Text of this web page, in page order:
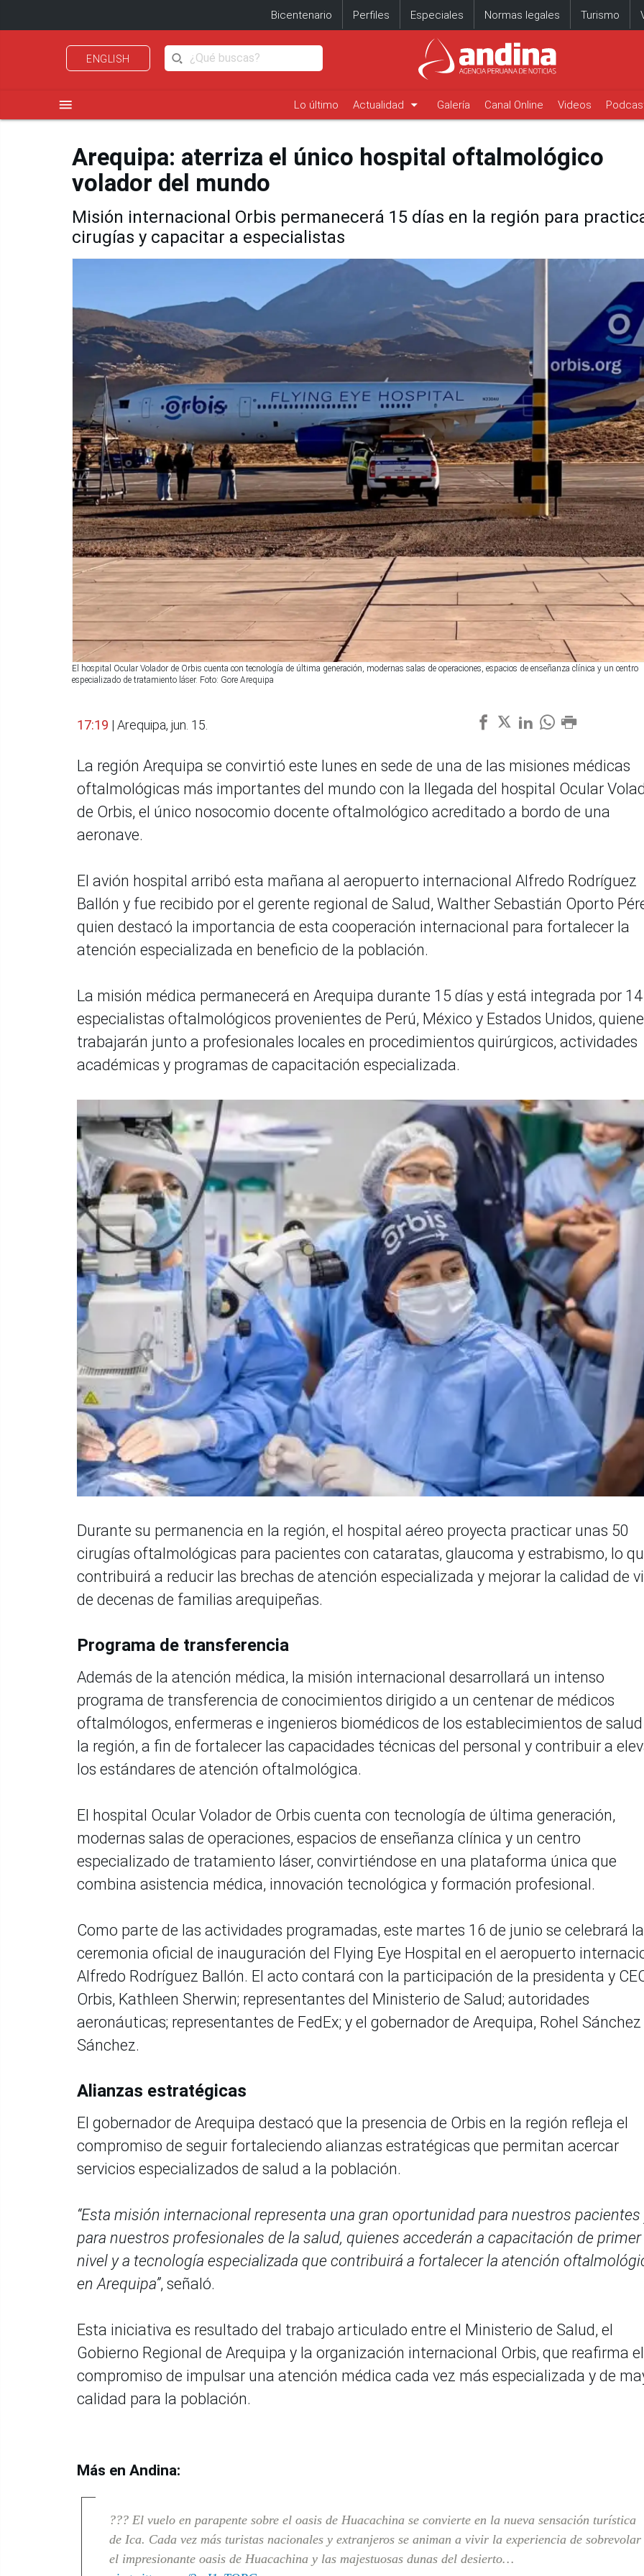
Bicentenario Perfiles Especiales Normas legales Turismo
ENGLISH
menu Lo último Actualidad arrow_drop_down Galería Canal Online Videos
Arequipa: aterriza el único hospital oftalmológico
volador del mundo
Misión internacional Orbis permanecerá 15 días en la región para
cirugías y capacitar a especialistas
El hospital Ocular Volador de Orbis cuenta con tecnología de última generación, modernas salas de operaciones, espacios de enseñanza clínica y un centro
especializado de tratamiento láser. Foto: Gore Arequipa
17:19 | Arequipa, jun. 15.
La región Arequipa se convirtió este lunes en sede de una de las misiones médicas
oftalmológicas más importantes del mundo con la llegada del hospital Ocular
de Orbis, el único nosocomio docente oftalmológico acreditado a bordo de una
aeronave.
El avión hospital arribó esta mañana al aeropuerto internacional Alfredo Rodríguez
Ballón y fue recibido por el gerente regional de Salud, Walther Sebastián Oporto
quien destacó la importancia de esta cooperación internacional para fortalecer la
atención especializada en beneficio de la población.
La misión médica permanecerá en Arequipa durante 15 días y está integrada por 14
especialistas oftalmológicos provenientes de Perú, México y Estados Unidos,
trabajarán junto a profesionales locales en procedimientos quirúrgicos, actividades
académicas y programas de capacitación especializada.
Durante su permanencia en la región, el hospital aéreo proyecta practicar unas 50
cirugías oftalmológicas para pacientes con cataratas, glaucoma y estrabismo, lo
contribuirá a reducir las brechas de atención especializada y mejorar la calidad de
de decenas de familias arequipeñas.
Programa de transferencia
Además de la atención médica, la misión internacional desarrollará un intenso
programa de transferencia de conocimientos dirigido a un centenar de médicos
oftalmólogos, enfermeras e ingenieros biomédicos de los establecimientos de
la región, a fin de fortalecer las capacidades técnicas del personal y contribuir a
los estándares de atención oftalmológica.
El hospital Ocular Volador de Orbis cuenta con tecnología de última generación,
modernas salas de operaciones, espacios de enseñanza clínica y un centro
especializado de tratamiento láser, convirtiéndose en una plataforma única que
combina asistencia médica, innovación tecnológica y formación profesional.
Como parte de las actividades programadas, este martes 16 de junio se celebrará la
ceremonia oficial de inauguración del Flying Eye Hospital en el aeropuerto
Alfredo Rodríguez Ballón. El acto contará con la participación de la presidenta y
Orbis, Kathleen Sherwin; representantes del Ministerio de Salud; autoridades
aeronáuticas; representantes de FedEx; y el gobernador de Arequipa, Rohel Sánchez
Sánchez.
Alianzas estratégicas
El gobernador de Arequipa destacó que la presencia de Orbis en la región refleja el
compromiso de seguir fortaleciendo alianzas estratégicas que permitan acercar
servicios especializados de salud a la población.
“Esta misión internacional representa una gran oportunidad para nuestros pacientes
para nuestros profesionales de la salud, quienes accederán a capacitación de primer
nivel y a tecnología especializada que contribuirá a fortalecer la atención
en Arequipa”, señaló.
Esta iniciativa es resultado del trabajo articulado entre el Ministerio de Salud, el
Gobierno Regional de Arequipa y la organización internacional Orbis, que reafirma el
compromiso de impulsar una atención médica cada vez más especializada y de
calidad para la población.
Más en Andina:
??? El vuelo en parapente sobre el oasis de Huacachina se convierte en la nueva sensación turística
de Ica. Cada vez más turistas nacionales y extranjeros se animan a vivir la experiencia de sobrevolar
el impresionante oasis de Huacachina y las majestuosas dunas del desierto…